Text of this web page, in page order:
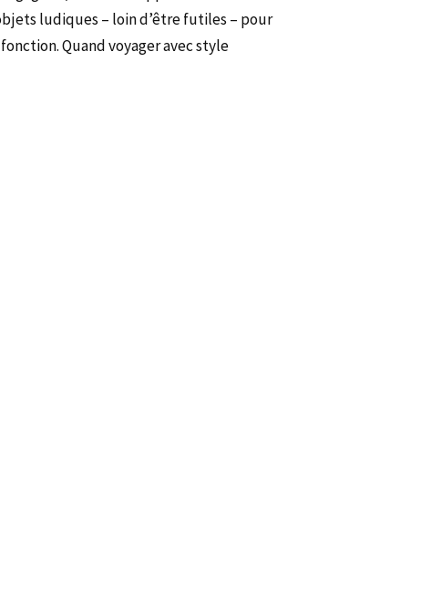
ludiques – loin d’être futiles – pour
Quand voyager avec style